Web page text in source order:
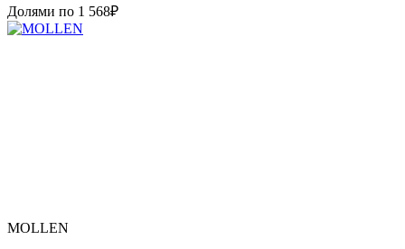
Долями по 1 568₽
MOLLEN